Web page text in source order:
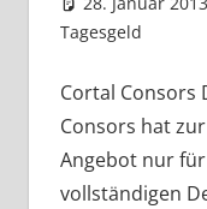
Tagesgeld
Cortal Consors
Consors hat
Angebot nur
vollständigen